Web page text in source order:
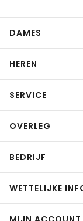
DAMES
HEREN
SERVICE
OVERLEG
BEDRIJF
WETTELIJKE